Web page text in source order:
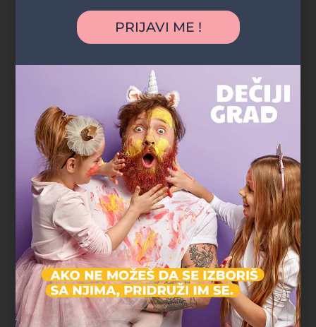
Gradski parkovi i šume
"Deca su satima trčala, istraživala i igrala se, a
čim smo stigli kući su popadali od umora. Ovo
"Najveća prednost bila je što nismo morali
nigde da mrdnemo. Rođendan je organizovan
satima, a komšije i prijatelji su mogli lako da
nam se pridruže. Baš jednostavno, opušteno i
bez stresa."
Marko R.
tatasaurus
PRIJAVI ME !